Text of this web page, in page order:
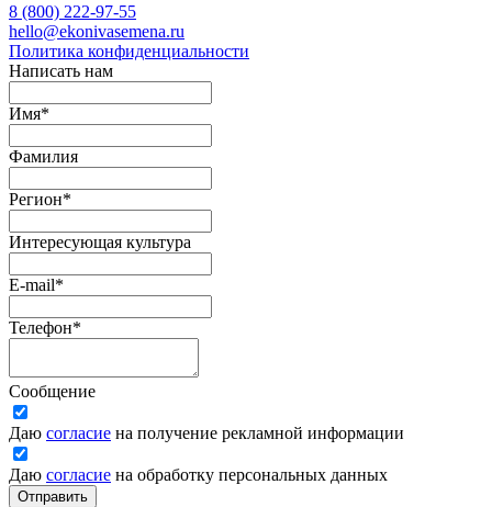
8 (800) 222-97-55
hello@ekonivasemena.ru
Политика конфиденциальности
Написать нам
Имя*
Фамилия
Регион*
Интересующая культура
E-mail*
Телефон*
Сообщение
Даю согласие на получение рекламной информации
Даю согласие на обработку персональных данных
Отправить